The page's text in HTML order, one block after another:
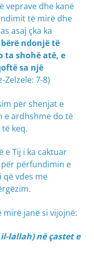
veprave dhe kanë
të mirë dhe
asaj çka ka
ndonjë të
ta shohë atë, e
sa një
Zelzele: 7-8)
për shenjat e
e ardhshme do të
keq.
e Tij i ka caktuar
përfundimin e
vdes me
janë si vijojnë:
lallah) në çastet e